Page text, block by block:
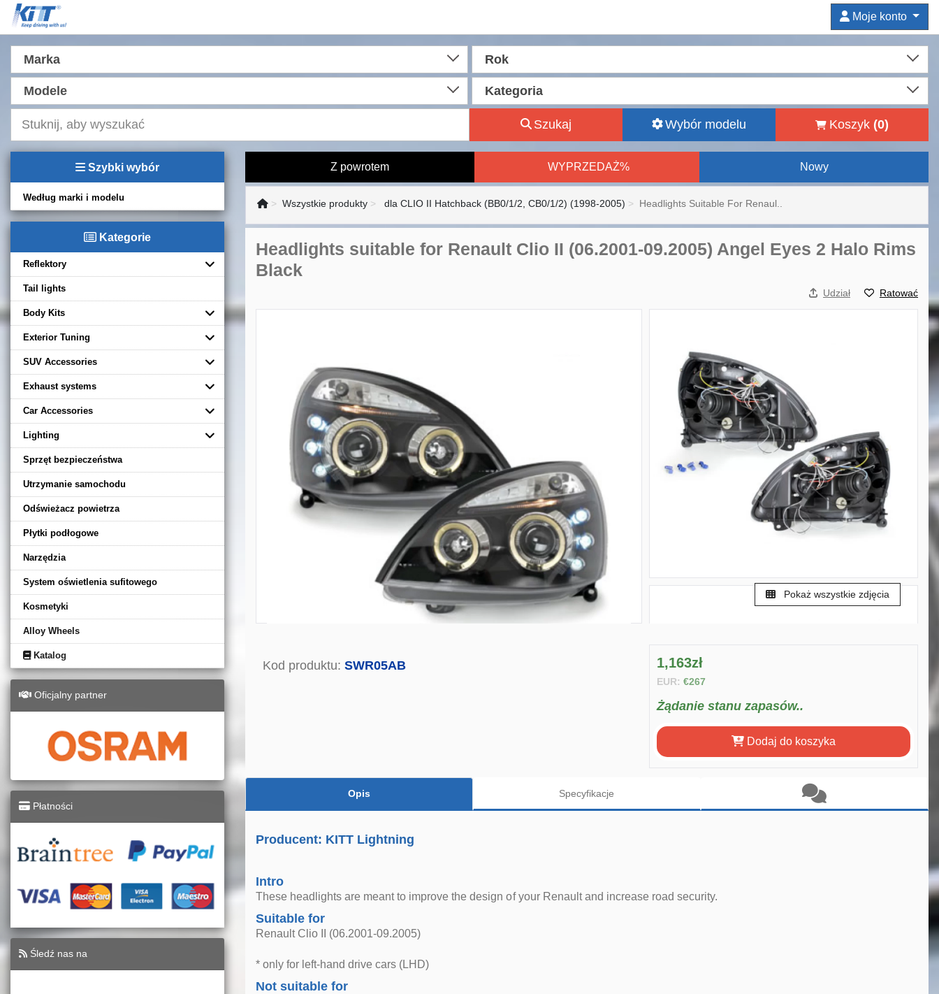
Moje konto
Marka Rok
Modele Kategoria
Szukaj Wybór modelu Koszyk (0)
Szybki wybór
Według marki i modelu
Kategorie
Reflektory
Tail lights
Body Kits
Exterior Tuning
SUV Accessories
Exhaust systems
Car Accessories
Lighting
Sprzęt bezpieczeństwa
Utrzymanie samochodu
Odświeżacz powietrza
Płytki podłogowe
Narzędzia
System oświetlenia sufitowego
Kosmetyki
Alloy Wheels
Katalog
Oficjalny partner
Płatności
Śledź nas na
Z powrotem WYPRZEDAŻ% Nowy
Wszystkie produkty dla CLIO II Hatchback (BB0/1/2, CB0/1/2) (1998-2005) Headlights Suitable For Renaul..
Headlights suitable for Renault Clio II (06.2001-09.2005) Angel Eyes 2 Halo Rims
Black
Udział Ratować
Pokaż wszystkie zdjęcia
Kod produktu: SWR05AB 1,163zł
EUR: €267
Żądanie stanu zapasów..
Dodaj do koszyka
Opis Specyfikacje
Producent: KITT Lightning
Intro
These headlights are meant to improve the design of your Renault and increase road security.
Suitable for
Renault Clio II (06.2001-09.2005)
* only for left-hand drive cars (LHD)
Not suitable for